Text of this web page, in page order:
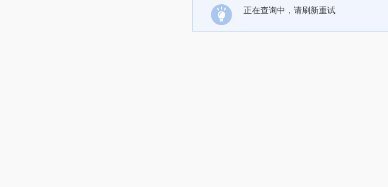
正在查询中，请刷新重试